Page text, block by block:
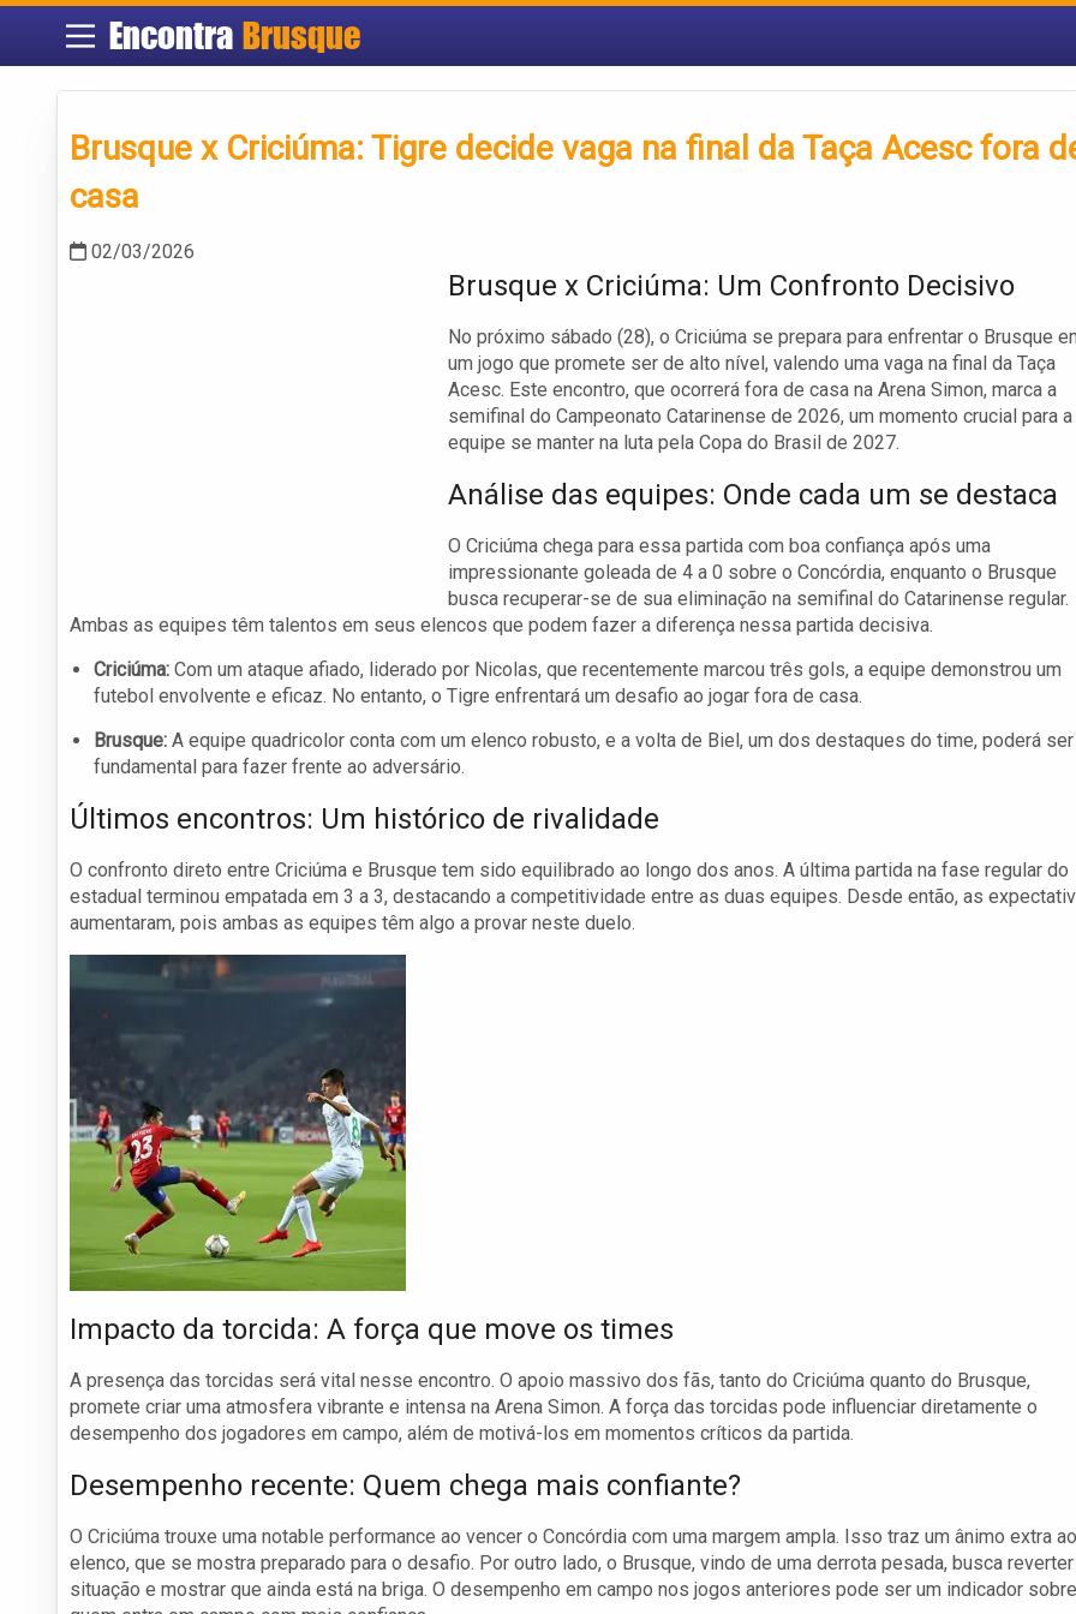
Encontra Brusque
Brusque x Criciúma: Tigre decide vaga na final da Taça Acesc fora
casa
02/03/2026
Brusque x Criciúma: Um Confronto Decisivo
No próximo sábado (28), o Criciúma se prepara para enfrentar o Brusque
um jogo que promete ser de alto nível, valendo uma vaga na final da Taça
Acesc. Este encontro, que ocorrerá fora de casa na Arena Simon, marca a
semifinal do Campeonato Catarinense de 2026, um momento crucial para a
equipe se manter na luta pela Copa do Brasil de 2027.
Análise das equipes: Onde cada um se destaca
O Criciúma chega para essa partida com boa confiança após uma
impressionante goleada de 4 a 0 sobre o Concórdia, enquanto o Brusque
busca recuperar-se de sua eliminação na semifinal do Catarinense regular.
Ambas as equipes têm talentos em seus elencos que podem fazer a diferença nessa partida decisiva.
Criciúma: Com um ataque afiado, liderado por Nicolas, que recentemente marcou três gols, a equipe demonstrou um
futebol envolvente e eficaz. No entanto, o Tigre enfrentará um desafio ao jogar fora de casa.
Brusque: A equipe quadricolor conta com um elenco robusto, e a volta de Biel, um dos destaques do time, poderá ser
fundamental para fazer frente ao adversário.
Últimos encontros: Um histórico de rivalidade
O confronto direto entre Criciúma e Brusque tem sido equilibrado ao longo dos anos. A última partida na fase regular do
estadual terminou empatada em 3 a 3, destacando a competitividade entre as duas equipes. Desde então, as
aumentaram, pois ambas as equipes têm algo a provar neste duelo.
Impacto da torcida: A força que move os times
A presença das torcidas será vital nesse encontro. O apoio massivo dos fãs, tanto do Criciúma quanto do Brusque,
promete criar uma atmosfera vibrante e intensa na Arena Simon. A força das torcidas pode influenciar diretamente o
desempenho dos jogadores em campo, além de motivá-los em momentos críticos da partida.
Desempenho recente: Quem chega mais confiante?
O Criciúma trouxe uma notable performance ao vencer o Concórdia com uma margem ampla. Isso traz um ânimo extra ao
elenco, que se mostra preparado para o desafio. Por outro lado, o Brusque, vindo de uma derrota pesada, busca
situação e mostrar que ainda está na briga. O desempenho em campo nos jogos anteriores pode ser um indicador sobre